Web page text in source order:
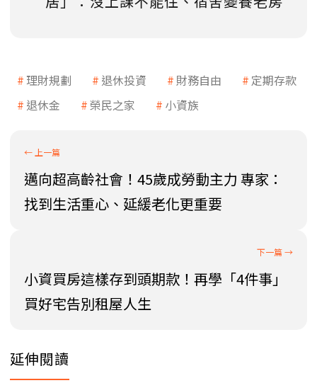
理財規劃 退休投資 財務自由
定期存款
退休金
榮民之家 小資族
邁向超高齡社會！45歲成勞動主力 專家：
找到生活重心、延緩老化更重要
小資買房這樣存到頭期款！再學「4件事」
買好宅告別租屋人生
延伸閱讀